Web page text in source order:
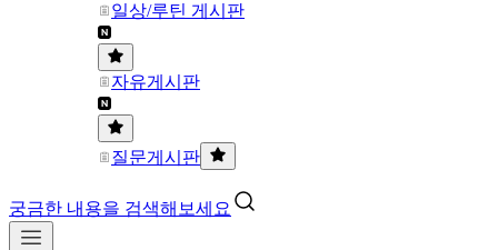
일상/루틴 게시판
자유게시판
질문게시판
궁금한 내용을 검색해보세요